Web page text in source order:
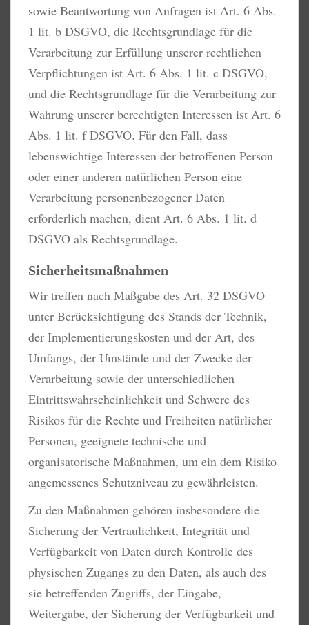
sowie Beantwortung von Anfragen ist Art. 6 Abs.
1 lit. b DSGVO, die Rechtsgrundlage für die
Verarbeitung zur Erfüllung unserer rechtlichen
Verpflichtungen ist Art. 6 Abs. 1 lit. c DSGVO,
und die Rechtsgrundlage für die Verarbeitung zur
Wahrung unserer berechtigten Interessen ist Art. 6
Abs. 1 lit. f DSGVO. Für den Fall, dass
lebenswichtige Interessen der betroffenen Person
oder einer anderen natürlichen Person eine
Verarbeitung personenbezogener Daten
erforderlich machen, dient Art. 6 Abs. 1 lit. d
DSGVO als Rechtsgrundlage.
Sicherheitsmaßnahmen
Wir treffen nach Maßgabe des Art. 32 DSGVO
unter Berücksichtigung des Stands der Technik,
der Implementierungskosten und der Art, des
Umfangs, der Umstände und der Zwecke der
Verarbeitung sowie der unterschiedlichen
Eintrittswahrscheinlichkeit und Schwere des
Risikos für die Rechte und Freiheiten natürlicher
Personen, geeignete technische und
organisatorische Maßnahmen, um ein dem Risiko
angemessenes Schutzniveau zu gewährleisten.
Zu den Maßnahmen gehören insbesondere die
Sicherung der Vertraulichkeit, Integrität und
Verfügbarkeit von Daten durch Kontrolle des
physischen Zugangs zu den Daten, als auch des
sie betreffenden Zugriffs, der Eingabe,
Weitergabe, der Sicherung der Verfügbarkeit und